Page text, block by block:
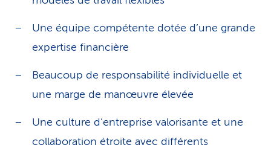
Une équipe compétente dotée d’une grande
expertise financière
Beaucoup de responsabilité individuelle et
une marge de manœuvre élevée
Une culture d’entreprise valorisante et une
collaboration étroite avec différents